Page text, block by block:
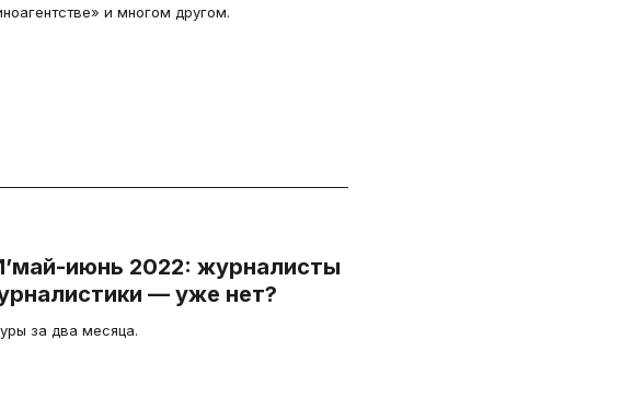
и многом другом.
июнь 2022: журналисты
— уже нет?
за два месяца.